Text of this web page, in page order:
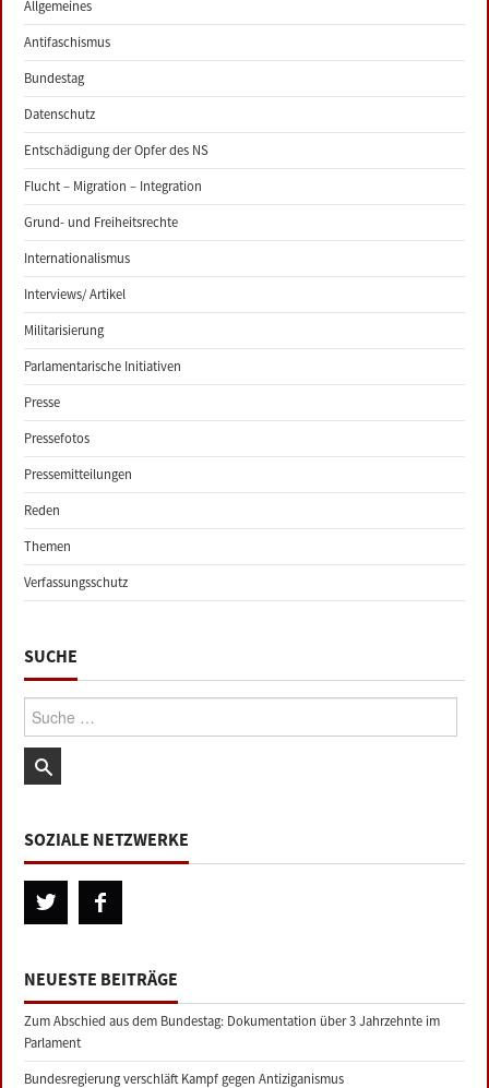
Allgemeines
Antifaschismus
Bundestag
Datenschutz
Entschädigung der Opfer des NS
Flucht – Migration – Integration
Grund- und Freiheitsrechte
Internationalismus
Interviews/ Artikel
Militarisierung
Parlamentarische Initiativen
Presse
Pressefotos
Pressemitteilungen
Reden
Themen
Verfassungsschutz
SUCHE
Suche:
SOZIALE NETZWERKE
NEUESTE BEITRÄGE
Zum Abschied aus dem Bundestag: Dokumentation über 3 Jahrzehnte im
Parlament
Bundesregierung verschläft Kampf gegen Antiziganismus